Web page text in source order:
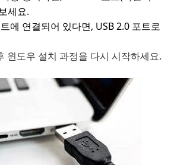
세요.
에 연결되어 있다면, USB 2.0 포트로
윈도우 설치 과정을 다시 시작하세요.